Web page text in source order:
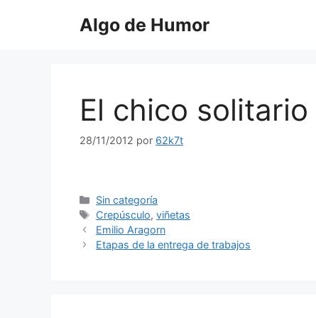
Algo de Humor
El chico solitario
28/11/2012 por 62k7t
Categorías
Sin categoría
Etiquetas
Crepúsculo,viñetas
Emilio Aragorn
Etapas de la entrega de trabajos